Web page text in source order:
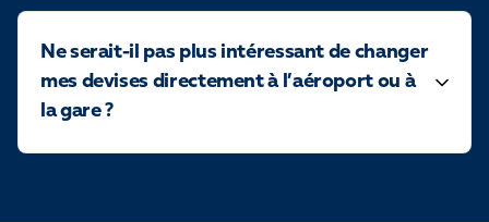
Ne serait-il pas plus intéressant de changer
mes devises directement à l’aéroport ou à
la gare ?